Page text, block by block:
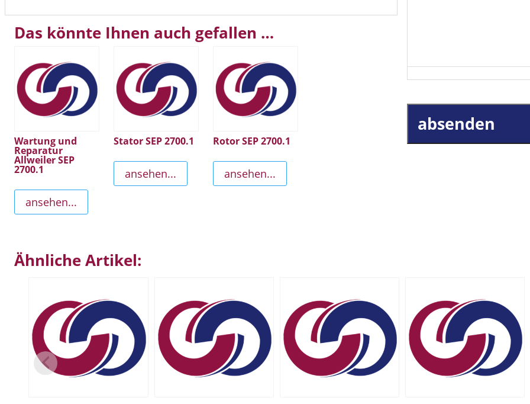
Das könnte Ihnen auch gefallen …
Wartung und
Reparatur
Allweiler SEP
2700.1
ansehen...
Stator SEP 2700.1
ansehen...
Rotor SEP 2700.1
ansehen...
absenden
Ähnliche Artikel: